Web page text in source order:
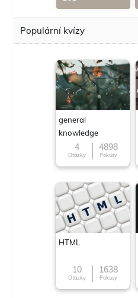
Populární kvízy
general
knowledge
4
Otázky
4898
Pokusy
HTML
10
Otázky
1638
Pokusy